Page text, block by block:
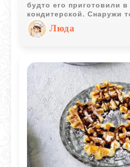
будто его приготовили
кондитерской. Снаружи
корочка, внутри - мягкая
влажная текстура с
Люда